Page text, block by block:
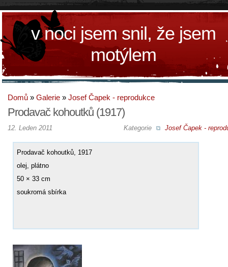
v noci jsem snil, že jsem
motýlem
Domů » Galerie » Josef Čapek - reprodukce
Prodavač kohoutků (1917)
Kategorie Josef Čapek -
12. Leden 2011
Prodavač kohoutků, 1917
olej, plátno
50 × 33 cm
soukromá sbírka